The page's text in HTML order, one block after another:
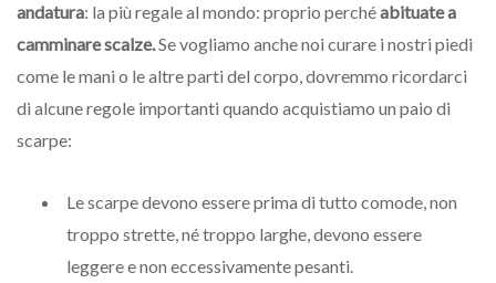
andatura: la più regale al mondo: proprio perchéabituate a
camminare scalze.Se vogliamo anche noi curare i nostri piedi
come le mani o le altre parti del corpo, dovremmo ricordarci
di alcune regole importanti quando acquistiamo un paio di
scarpe:
Le scarpe devono essere prima di tutto comode, non
troppo strette, né troppo larghe, devono essere
leggere e non eccessivamente pesanti.